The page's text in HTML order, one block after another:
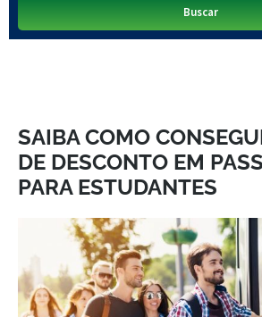
SAIBA COMO
DE DESCONTO EM
PARA ESTUDANTES